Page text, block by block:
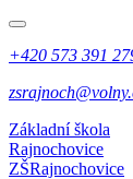
+420 573 391
Základní škola
Rajnochovice
ZŠRajnochovice